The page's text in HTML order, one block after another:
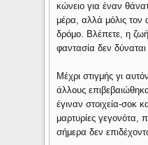
κώνειο για έναν
μέρα, αλλά μόλις τον
δρόμο. Βλέπετε, η
φαντασία δεν
Μέχρι στιγμής γι
άλλους
έγιναν στοιχεία-σοκ
μαρτυρίες γεγονότα,
σήμερα δεν